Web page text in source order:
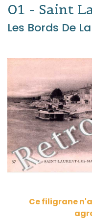
01 - Saint
Les Bords De
Ce filigrane